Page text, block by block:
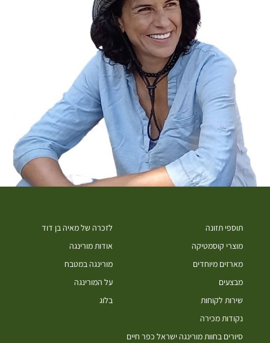
תוספי תזונה
מוצרי קוסמטיקה
מארזים מיוחדים
מבצעים
שירות לקוחות
נקודות מכירה
סיורים בחוות מורינגה ישראל כפר חיים
לזכרה של מאיה בן דוד
אודות מורינגה
מורינגה במטבח
על המורינגה
בלוג